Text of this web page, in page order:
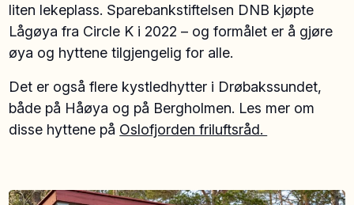
liten lekeplass. Sparebankstiftelsen DNB kjøpte
Lågøya fra Circle K i 2022 – og formålet er å gjøre
øya og hyttene tilgjengelig for alle.
Det er også flere kystledhytter i Drøbakssundet,
både på Håøya og på Bergholmen. Les mer om
disse hyttene på Oslofjorden friluftsråd.